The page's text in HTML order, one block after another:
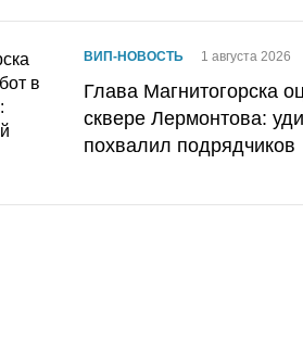
ВИП-НОВОСТЬ 1 августа 2026
Глава Магнитогорска
сквере Лермонтова:
похвалил подрядчиков